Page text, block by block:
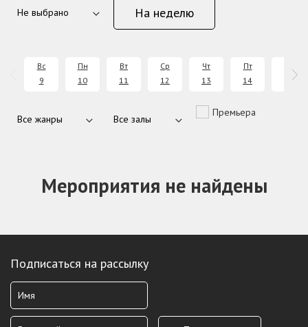
На неделю
Вс
9
Пн
10
Вт
11
Ср
12
Чт
13
Пт
14
15
Премьера
Мероприятия не найдены
Подписаться на рассылку